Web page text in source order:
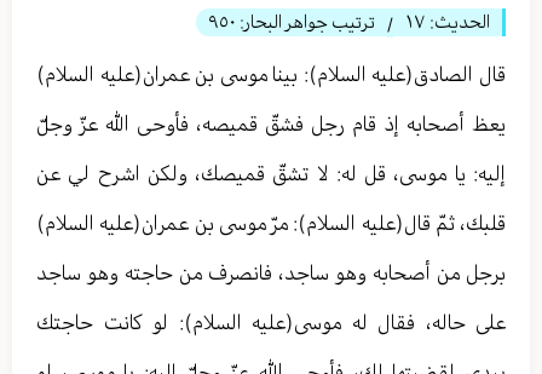
الحديث: ١٧ / ترتيب جواهر البحار: ٩٥٠
قال الصادق(عليه السلام): بينا موسى بن عمران(عليه السلام)
يعظ أصحابه إذ قام رجل فشقّ قميصه، فأوحى الله عزّ وجلّ
إليه: يا موسى، قل له: لا تشقّ قميصك، ولكن اشرح لي عن
قلبك، ثمّ قال(عليه السلام): مرّ موسى بن عمران(عليه السلام)
برجل من أصحابه وهو ساجد، فانصرف من حاجته وهو ساجد
على حاله، فقال له موسى(عليه السلام): لو كانت حاجتك